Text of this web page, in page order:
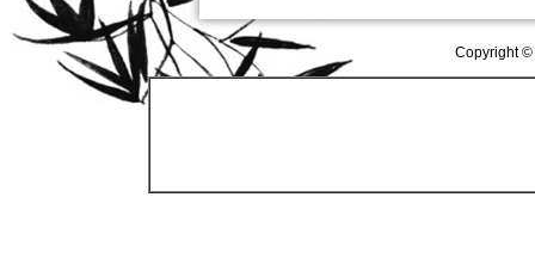
Copyright ©